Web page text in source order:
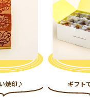
焼印♪ ギフト